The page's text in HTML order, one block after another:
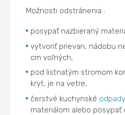
Možnosti odstránenia :
posypať nazbieraný
vytvoriť prievan, nádobu
cm voľných,
pod listnatým stromom
kryt, je na vetre,
čerstvé kuchynské odpady
materiálom alebo